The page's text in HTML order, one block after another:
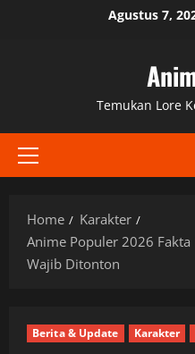
Agustus 7,
Temukan Lore
Primary
Home
Karakter
Anime Populer 2026
Wajib Ditonton
Berita & Update Karakter